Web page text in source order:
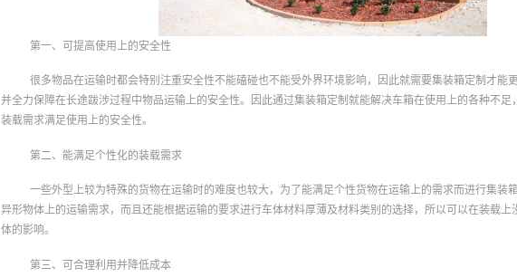
第一、可提高使用上的安全性
很多物品在运输时都会特别注重安全性不能磕碰也不能受外界环境影响，因此就需要集装箱定制才能
并全力保障在长途跋涉过程中物品运输上的安全性。因此通过集装箱定制就能解决车箱在使用上的各种不足
装载需求满足使用上的安全性。
第二、能满足个性化的装载需求
一些外型上较为特殊的货物在运输时的难度也较大，为了能满足个性货物在运输上的需求而进行集装
异形物体上的运输需求，而且还能根据运输的要求进行车体材料厚薄及材料类别的选择，所以可以在装载上
体的影响。
第三、可合理利用并降低成本